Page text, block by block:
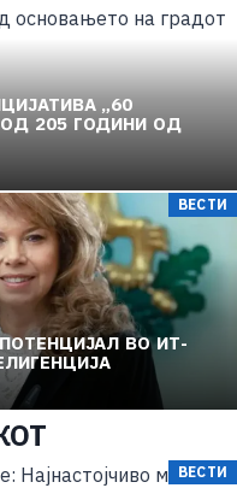
„60
205 ГОДИНИ ОД
ВЕСТИ
ВО ИТ-
ВЕСТИ